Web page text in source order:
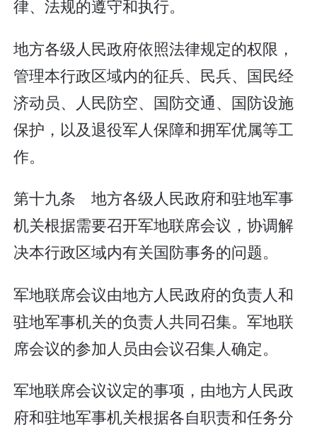
律、法规的遵守和执行。
地方各级人民政府依照法律规定的权限，
管理本行政区域内的征兵、民兵、国民经
济动员、人民防空、国防交通、国防设施
保护，以及退役军人保障和拥军优属等工
作。
第十九条 地方各级人民政府和驻地军事
机关根据需要召开军地联席会议，协调解
决本行政区域内有关国防事务的问题。
军地联席会议由地方人民政府的负责人和
驻地军事机关的负责人共同召集。军地联
席会议的参加人员由会议召集人确定。
军地联席会议议定的事项，由地方人民政
府和驻地军事机关根据各自职责和任务分